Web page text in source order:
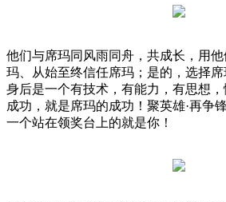
他们与席玛同风雨同舟，共成长，用
玛、从始至终信任席玛；是的，选择
身后是一个有技术，有能力，有思想
成功，就是席玛的成功！聚英雄·再争
一个站在领奖台上的就是你！